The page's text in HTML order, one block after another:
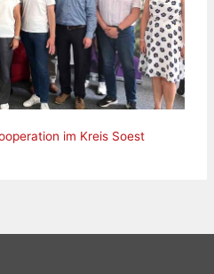
im Kreis Soest